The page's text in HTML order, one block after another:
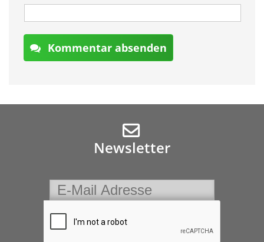
Kommentar absenden
Newsletter